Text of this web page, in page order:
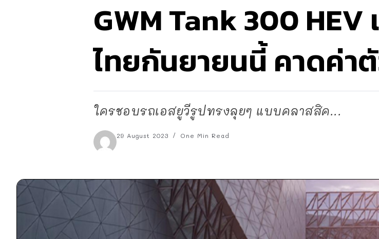
GWM Tank 300 HEV
ไทยกันยายนนี้ คาดค่าตั
ใครชอบรถเอสยูวีรูปทรงลุยๆ แบบคลาสสิค...
29 August 2023 One Min Read